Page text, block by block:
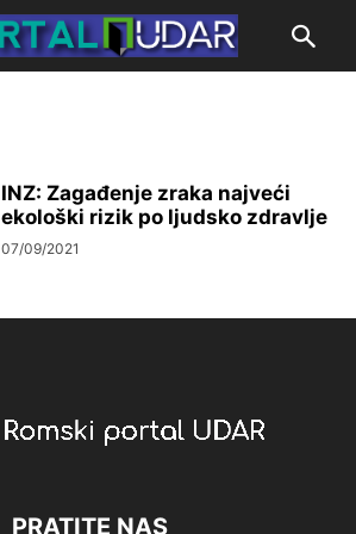
INZ: Zagađenje zraka najveći
ekološki rizik po ljudsko zdravlje
07/09/2021
PRATITE NAS